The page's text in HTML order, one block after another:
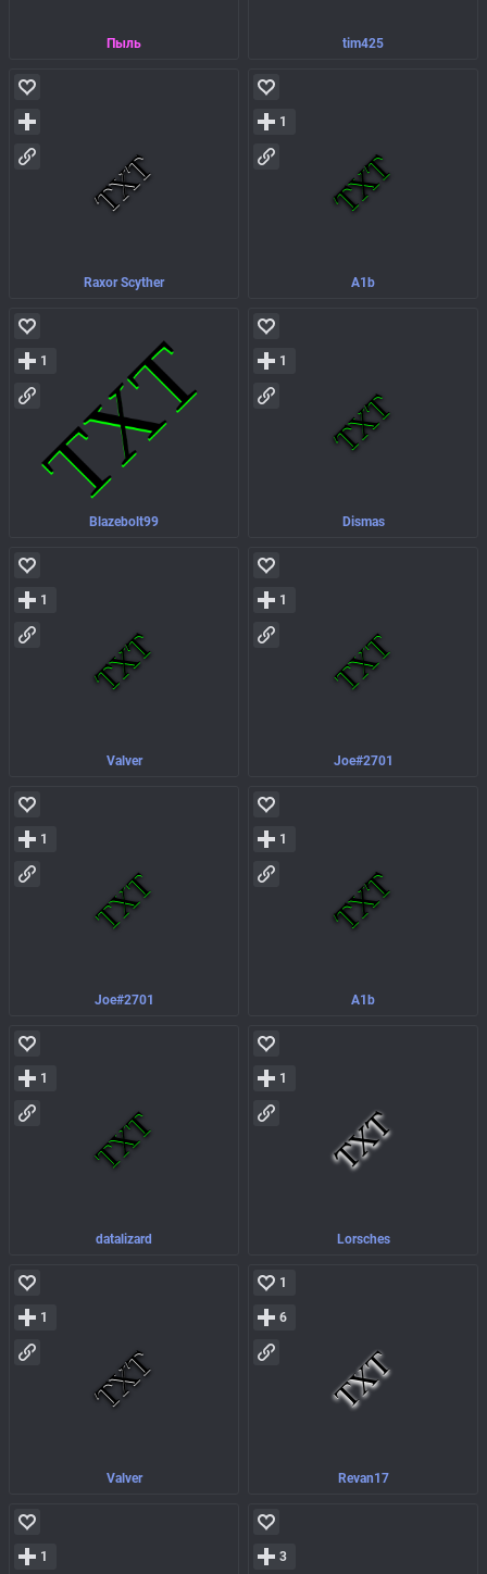
Пыль tim425
Raxor Scyther A1b
1
Blazebolt99
1
Dismas
1
Valver
1
Joe#2701
1
Joe#2701
1
A1b
1
datalizard
1
Lorsches
1
Valver
1
Revan17
1
6
1 3